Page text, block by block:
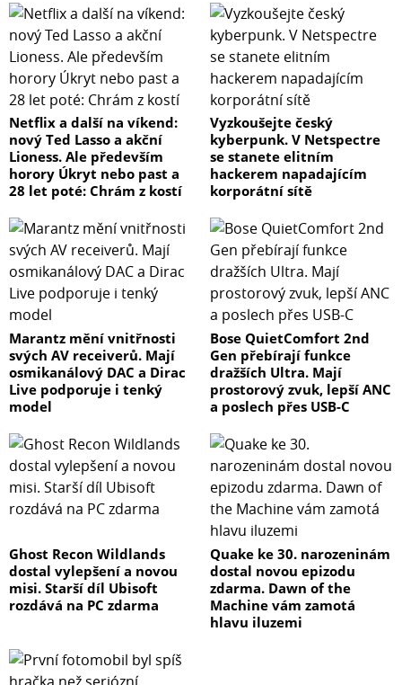
Netflix a další na víkend:
nový Ted Lasso a akční
Lioness. Ale především
horory Úkryt nebo past a
28 let poté: Chrám z kostí
Vyzkoušejte český
kyberpunk. V Netspectre
se stanete elitním
hackerem napadajícím
korporátní sítě
Marantz mění vnitřnosti
svých AV receiverů. Mají
osmikanálový DAC a Dirac
Live podporuje i tenký
model
Bose QuietComfort 2nd
Gen přebírají funkce
dražších Ultra. Mají
prostorový zvuk, lepší ANC
a poslech přes USB-C
Ghost Recon Wildlands
dostal vylepšení a novou
misi. Starší díl Ubisoft
rozdává na PC zdarma
Quake ke 30. narozeninám
dostal novou epizodu
zdarma. Dawn of the
Machine vám zamotá
hlavu iluzemi